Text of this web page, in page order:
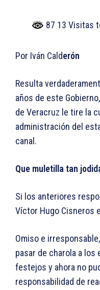
87 13 Visitas
Por Iván Calderón
Resulta
años de este
de Veracruz le tire la
administración del
canal.
Que muletilla tan
Si los anteriores
Víctor Hugo Cisneros
Omiso e
pasar de charola a los
festejos y ahora no
responsabilidad de